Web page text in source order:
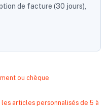
de facture (30 jours),
ou chèque
articles personnalisés de 5 à